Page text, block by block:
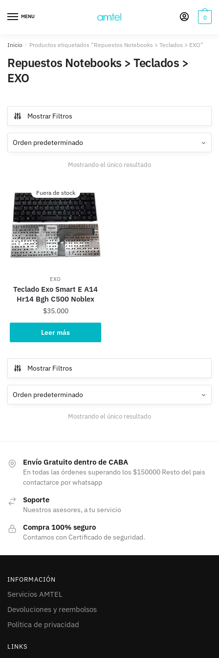
navegación
MENU 0
Inicio / Productos etiquetados “Repuestos Notebooks > Teclados > EXO”
Repuestos Notebooks > Teclados >
EXO
Mostrar Filtros
Mostrando el único resultado
Fuera de stock
EXO
Teclado Exo Smart E A14
Hr14 Bgh C500 Noblex
$35.000
Leer más
Mostrar Filtros
Mostrando el único resultado
Envío Gratuito dentro de CABA
En todas las órdenes superando los $150000 Resto del pais
contactarce por whatsapp
Soporte
Nuestros asesores, a tu servicio
Compra 100% seguro
Contamos con Certificado de seguridad.
INFORMACIÓN
Servicios AMTEL
Devoluciones y reembolsos
Política de privacidad
LINKS